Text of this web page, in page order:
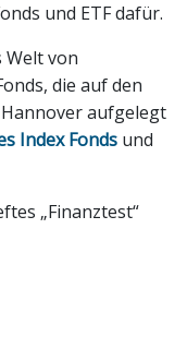
und ETF dafür.
von
die auf den
aufgelegt
Index Fonds und
„Finanztest“